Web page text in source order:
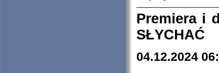
Premiera i
SŁYCHAĆ
04.12.2024